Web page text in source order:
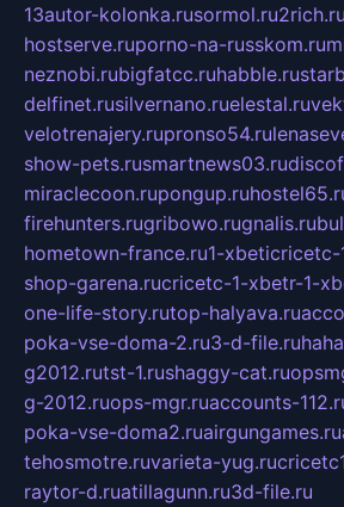
13autor-kolonka.rusormol.ru2rich.ru
hostserve.ruporno-na-russkom.ru
neznobi.rubigfatcc.ruhabble.ru
delfinet.rusilvernano.ruelestal.ru
velotrenajery.rupronso54.ru
show-pets.rusmartnews03.ru
miraclecoon.rupongup.ru
firehunters.rugribowo.rugnalis.ru
hometown-france.ru1-
shop-garena.rucricetc-1-xbetr-1-
one-life-story.rutop-halyava.ru
poka-vse-doma-2.ru3-d-file.ru
g2012.rutst-1.rushaggy-cat.ru
g-2012.ruops-mgr.ruaccounts-
poka-vse-doma2.ruairgungames.ru
tehosmotre.ruvarieta-yug.ru
raytor-d.ruatillagunn.ru3d-file.ru